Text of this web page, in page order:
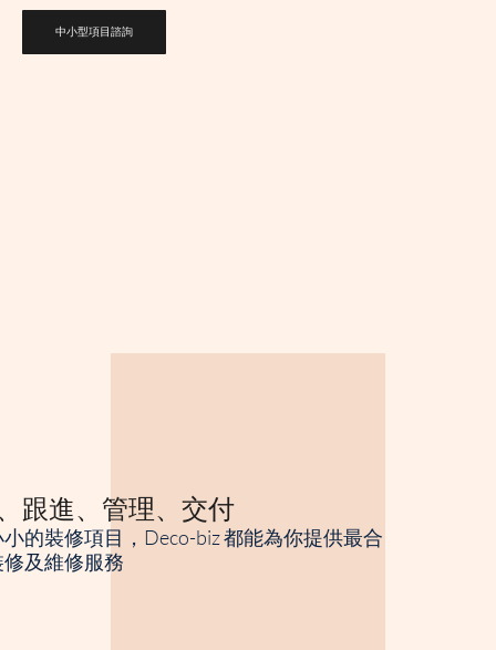
中小型項目諮詢
跟進、管理、交付
的裝修項目，Deco-biz 都能為你提供最合
及維修服務